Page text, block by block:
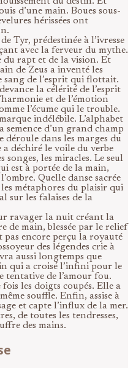
d’une main. Boues sous-
hérissées ont
Tyr, prédestinée à l’ivresse
avec la ferveur du mythe.
du rapt et de la vision. Et
de Zeus a inventé les
sang de l’esprit qui flottait.
la célérité de l’esprit
et de l’émotion
l’écume qui le trouble.
indélébile. L’alphabet
semence d’un grand champ
déroule dans les marges du
a déchiré le voile du verbe
les miracles. Le seul
est à portée de la main,
Quelle danse sacrée
métaphores du plaisir qui
sur les falaises de la
ravager la nuit créant la
de main, blessée par le relief
pas encore perçu la royauté
des légendes crie à
aussi longtemps que
qui a croisé l’infini pour le
tentative de l’amour fou.
les doigts coupés. Elle a
souffle. Enfin, assise à
et capte l’influx de la mer.
de toutes les tendresses,
des mains.